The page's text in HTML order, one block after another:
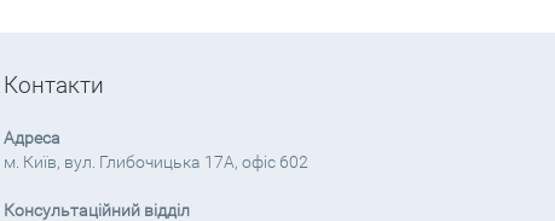
Контакти
Адреса
м. Київ, вул. Глибочицька 17А, офіс 602
Консультаційний відділ